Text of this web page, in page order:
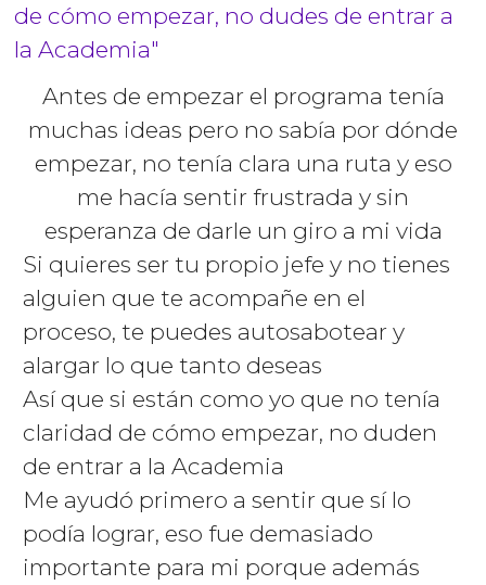
de cómo empezar, no dudes de entrar a
la Academia"
Antes de empezar el programa tenía
muchas ideas pero no sabía por dónde
empezar, no tenía clara una ruta y eso
me hacía sentir frustrada y sin
esperanza de darle un giro a mi vida
Si quieres ser tu propio jefe y no tienes
alguien que te acompañe en el
proceso, te puedes autosabotear y
alargar lo que tanto deseas
Así que si están como yo que no tenía
claridad de cómo empezar, no duden
de entrar a la Academia
Me ayudó primero a sentir que sí lo
podía lograr, eso fue demasiado
importante para mi porque además